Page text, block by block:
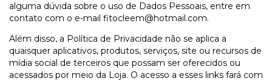
alguma dúvida sobre o uso de Dados Pessoais, entre em
contato com o e-mail fitocleem@hotmail.com.
Além disso, a Política de Privacidade não se aplica a
quaisquer aplicativos, produtos, serviços, site ou recursos de
mídia social de terceiros que possam ser oferecidos ou
acessados por meio da Loja. O acesso a esses links fará com